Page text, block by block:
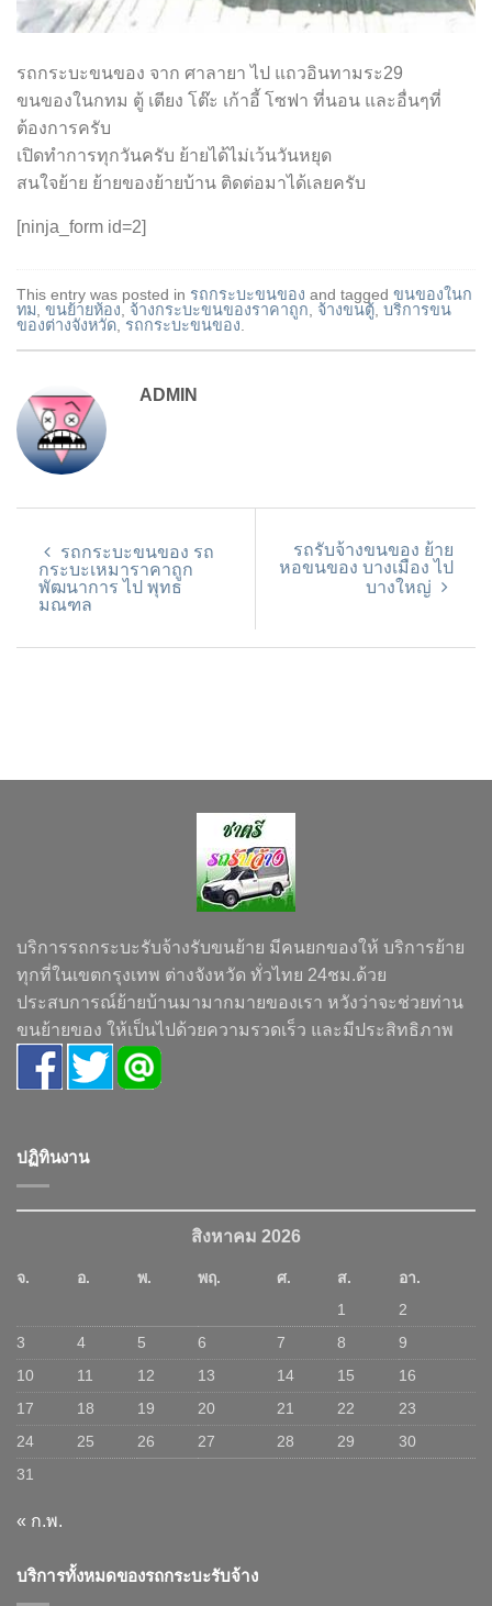
รถกระบะขนของ จาก ศาลายา ไป แถวอินทามระ29
ขนของในกทม ตู้ เตียง โต๊ะ เก้าอี้ โซฟา ที่นอน และอื่นๆที่
ต้องการครับ
เปิดทำการทุกวันครับ ย้ายได้ไม่เว้นวันหยุด
สนใจย้าย ย้ายของย้ายบ้าน ติดต่อมาได้เลยครับ
[ninja_form id=2]
This entry was posted in รถกระบะขนของ and tagged ขนของในก
ทม ขนย้ายห้อง จ้างกระบะขนของราคาถูก จ้างขนตู้ บริการขน
ของต่างจังหวัด รถกระบะขนของ
ADMIN
รถกระบะขนของ รถ
กระบะเหมาราคาถูก
พัฒนาการ ไป พุทธ
มณฑล
รถรับจ้างขนของ ย้าย
หอขนของ บางเมือง ไป
บางใหญ่
บริการรถกระบะรับจ้างรับขนย้าย มีคนยกของให้ บริการย้าย
ทุกที่ในเขตกรุงเทพ ต่างจังหวัด ทั่วไทย 24ชม.ด้วย
ประสบการณ์ย้ายบ้านมามากมายของเรา หวังว่าจะช่วยท่าน
ขนย้ายของ ให้เป็นไปด้วยความรวดเร็ว และมีประสิทธิภาพ
ปฏิทินงาน
สิงหาคม 2026
จ. อ. พ. พฤ. ศ. ส.
อา.
1
2
3
4 5 6 7 8
9
10
11 12 13 14 15
16
17
18 19 20 21 22
23
24
25 26 27 28 29
30
31
« ก.พ.
บริการทั้งหมดของรถกระบะรับจ้าง